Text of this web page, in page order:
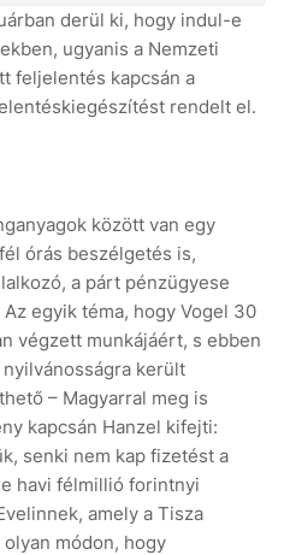
derül ki, hogy indul-e
ugyanis a Nemzeti
feljelentés kapcsán a
rendelt el.
között van egy
órás beszélgetés is,
a párt pénzügyese
egyik téma, hogy Vogel 30
végzett munkájáért, s ebben
került
– Magyarral meg is
kapcsán Hanzel kifejti:
senki nem kap fizetést a
havi félmillió forintnyi
amely a Tisza
módon, hogy